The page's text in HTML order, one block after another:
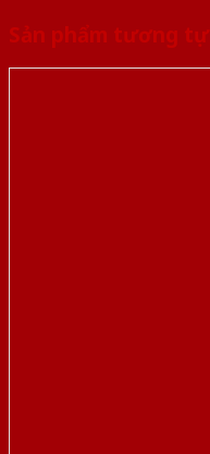
Sản phẩm tương tự